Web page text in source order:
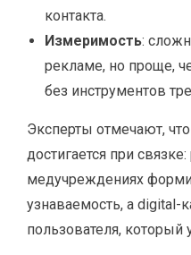
контакта.
Измеримость:
рекламе, но проще,
без инструментов
Эксперты отмечают,
достигается при
медучреждениях
узнаваемость, а
пользователя,